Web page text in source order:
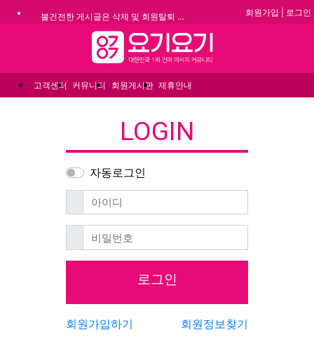
합법적이고 건전한 업체와 광고를 제휴합니다.
★요기요기 설 연휴 휴무 안내★
★ 요기요기 업체회원 안내사항 ★
회원가입 로그인
고객센터 커뮤니티 회원게시판 제휴안내
LOGIN
자동로그인
아이디필수
비밀번호필수
로그인
회원가입하기 회원정보찾기